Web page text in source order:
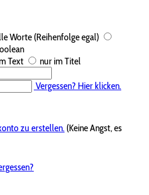
Worte (Reihenfolge egal)
Text
nur im Titel
Vergessen? Hier klicken.
zu erstellen. (Keine Angst, es